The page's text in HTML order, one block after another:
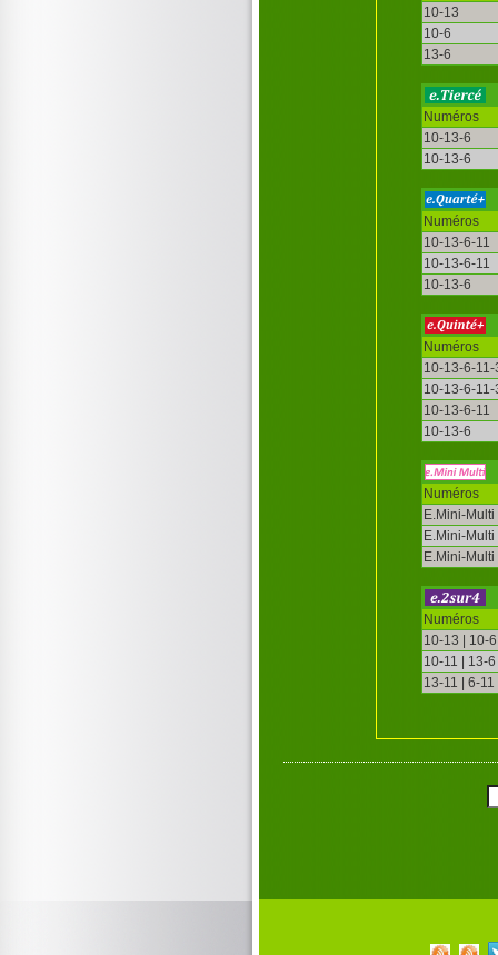
10-13
10-6
13-6
Numéros
10-13-6
10-13-6
Numéros
10-13-6-11
10-13-6-11
10-13-6
Numéros
10-13-6-11-
10-13-6-11-
10-13-6-11
10-13-6
Numéros
E.Mini-Multi
E.Mini-Multi
E.Mini-Multi
Numéros
10-13 | 10-6
10-11 | 13-6
13-11 | 6-11